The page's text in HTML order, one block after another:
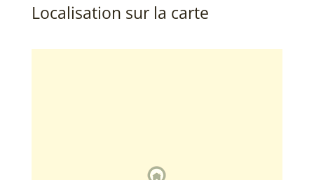
Localisation sur la carte